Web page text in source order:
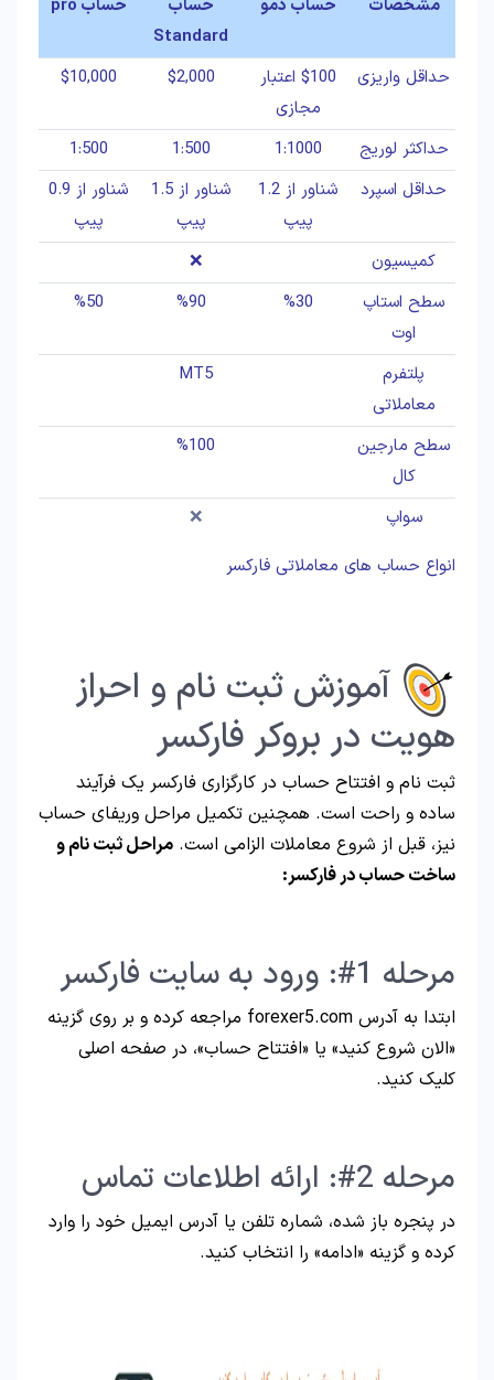
انواع حساب های معاملاتی فارکسر
مشخصات حساب دمو
حساب
Standard
حساب pro
حداقل واریزی
$100 اعتبار
مجازی
$2,000
$10,000
حداکثر لوریج 1:1000
1:500
1:500
حداقل اسپرد
شناور از 1.2
پیپ
شناور از 1.5
پیپ
شناور از 0.9
پیپ
کمیسیون
❌
سطح استاپ
اوت
%30
%90
%50
پلتفرم
معاملاتی
MT5
سطح مارجین
کال
%100
سواپ ❌
آموزش ثبت نام و احراز
هویت در بروکر فارکسر
ثبت نام و افتتاح حساب در کارگزاری فارکسر یک فرآیند
ساده و راحت است. همچنین تکمیل مراحل وریفای حساب
نیز، قبل از شروع معاملات الزامی است. مراحل ثبت نام و
ساخت حساب در فارکسر:
مرحله 1#: ورود به سایت فارکسر
ابتدا به آدرس forexer5.com مراجعه کرده و بر روی گزینه
«الان شروع کنید» یا «افتتاح حساب»، در صفحه اصلی
کلیک کنید.
مرحله 2#: ارائه اطلاعات تماس
در پنجره باز شده، شماره تلفن یا آدرس ایمیل خود را وارد
کرده و گزینه «ادامه» را انتخاب کنید.